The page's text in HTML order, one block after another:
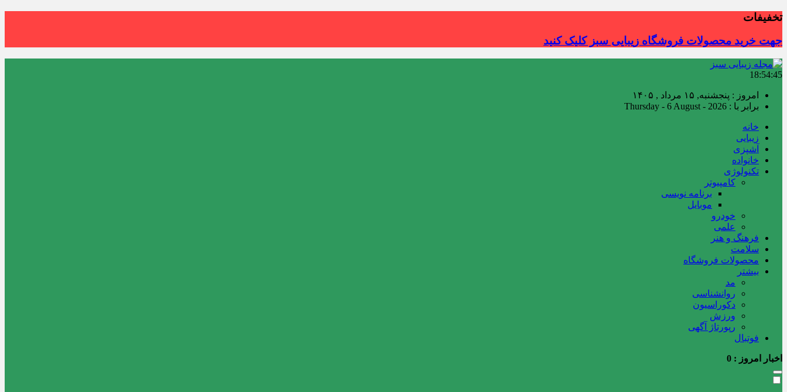
تخفیفات
جهت خرید محصولات فروشگاه زیبایی سبز کلیک کنید
18:54:46
امروز : پنجشنبه, ۱۵ مرداد , ۱۴۰۵
برابر با : Thursday - 6 August - 2026
خانه
زیبایی
آشپزی
خانواده
تکنولوژی
کامپیوتر
برنامه نویسی
موبایل
خودرو
علمی
فرهنگ و هنر
سلامت
محصولات فروشگاه
بیشتر
مد
روانشناسی
دکوراسیون
ورزش
رپورتاژ آگهی
فوتبال
اخبار امروز : 0